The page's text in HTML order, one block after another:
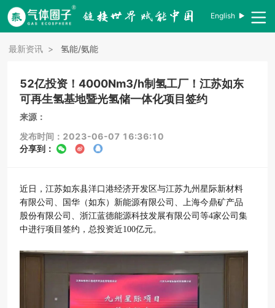
English
最新资讯 > 氢能/氨能
52亿投资！4000Nm3/h制氢工厂！江苏如东
可再生氢基地暨光氢储一体化项目签约
来源：
发布时间：2023-06-07 16:36:10
分享到：
近日，江苏如东县洋口港经济开发区与江苏九州星际新材料
有限公司、国华（如东）新能源有限公司、上海今鼎矿产品
股份有限公司、浙江蓝德能源科技发展有限公司等4家公司集
中进行项目签约，总投资近100亿元。